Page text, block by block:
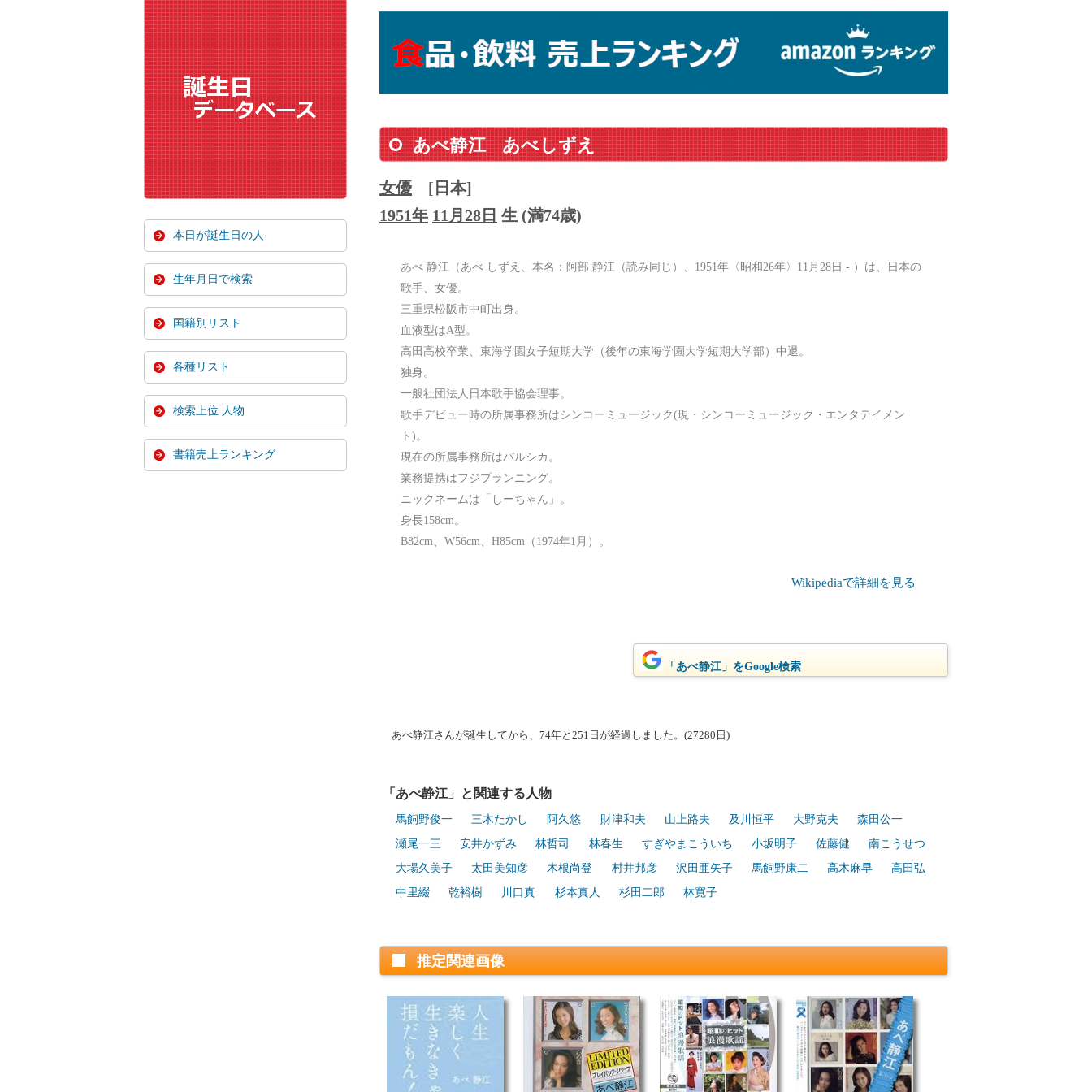
あべ静江 あべしずえ
女優
[日本]
1951年 11月28日 生 (満74歳)
あべ 静江（あべ しずえ、本名：阿部 静江（読み同じ）、1951年〈昭和26年〉11月28日 - ）は、日本の
歌手、女優。
三重県松阪市中町出身。
血液型はA型。
高田高校卒業、東海学園女子短期大学（後年の東海学園大学短期大学部）中退。
独身。
一般社団法人日本歌手協会理事。
歌手デビュー時の所属事務所はシンコーミュージック(現・シンコーミュージック・エンタテイメン
ト)。
現在の所属事務所はバルシカ。
業務提携はフジプランニング。
ニックネームは「しーちゃん」。
身長158cm。
B82cm、W56cm、H85cm（1974年1月）。
Wikipediaで詳細を見る
「あべ静江」をGoogle検索
あべ静江さんが誕生してから、74年と251日が経過しました。(27280日)
「あべ静江」と関連する人物
馬飼野俊一 三木たかし 阿久悠 財津和夫 山上路夫 及川恒平 大野克夫
森田公一
瀬尾一三
安井かずみ 林哲司 林春生 すぎやまこういち 小坂明子 佐藤健
南こうせつ
大場久美子
太田美知彦 木根尚登 村井邦彦 沢田亜矢子 馬飼野康二 高木麻早
高田弘
中里綴
乾裕樹 川口真 杉本真人 杉田二郎 林寛子
推定関連画像
本日が誕生日の人
生年月日で検索
国籍別リスト
各種リスト
検索上位 人物
書籍売上ランキング